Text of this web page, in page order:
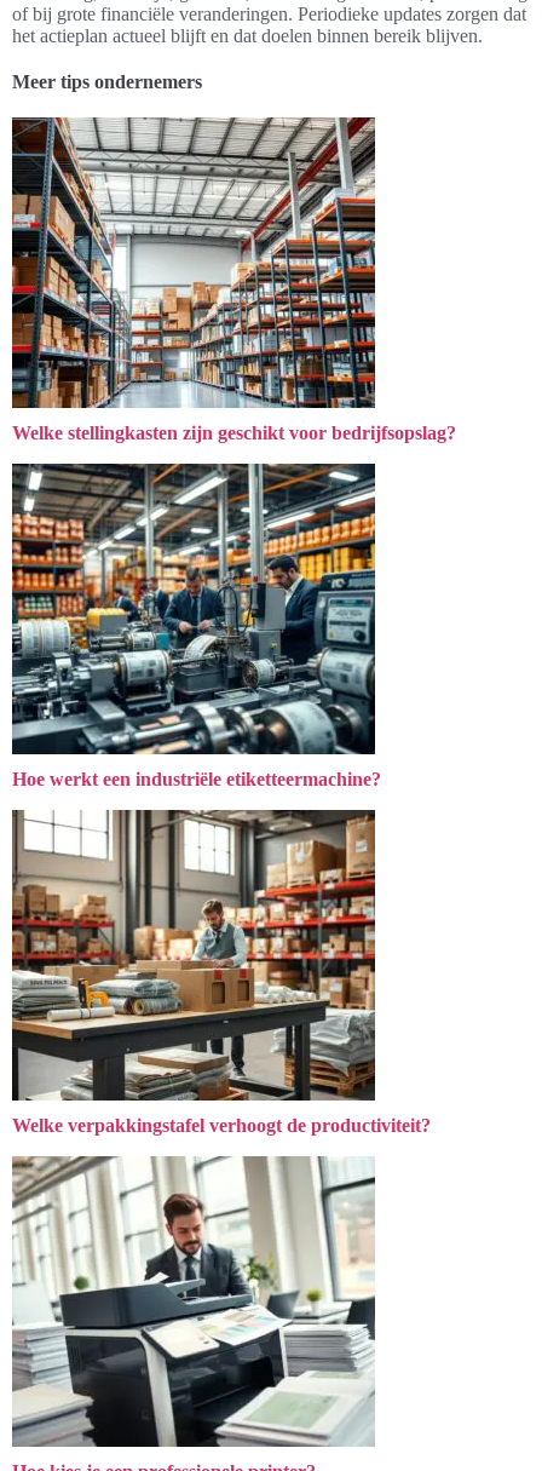
of bij grote financiële veranderingen. Periodieke updates zorgen dat
het actieplan actueel blijft en dat doelen binnen bereik blijven.
Meer tips ondernemers
Welke stellingkasten zijn geschikt voor bedrijfsopslag?
Hoe werkt een industriële etiketteermachine?
Welke verpakkingstafel verhoogt de productiviteit?